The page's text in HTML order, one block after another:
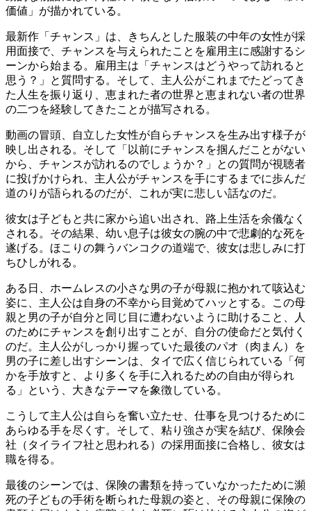
価値」が描かれている。
最新作「チャンス」は、きちんとした服装の中年の女性が採
用面接で、チャンスを与えられたことを雇用主に感謝するシ
ーンから始まる。雇用主は「チャンスはどうやって訪れると
思う？」と質問する。そして、主人公がこれまでたどってき
た人生を振り返り、恵まれた者の世界と恵まれない者の世界
の二つを経験してきたことが描写される。
動画の冒頭、自立した女性が自らチャンスを生み出す様子が
映し出される。そして「以前にチャンスを掴んだことがない
から、チャンスが訪れるのでしょうか？」との質問が視聴者
に投げかけられ、主人公がチャンスを手にするまでに歩んだ
道のりが語られるのだが、これが実に悲しい話なのだ。
彼女は子どもと共に家から追い出され、路上生活を余儀なく
される。その結果、幼い息子は彼女の腕の中で悲劇的な死を
遂げる。ほこりの舞うバンコクの道端で、彼女は悲しみに打
ちひしがれる。
ある日、ホームレスの小さな男の子が母親に抱かれて咳込む
姿に、主人公は自身の不幸から目覚めてハッとする。この母
親と男の子が自分と同じ目に遭わないように助けること、人
のためにチャンスを創り出すことが、自分の使命だと気付く
のだ。主人公がしっかり握っていた最後のパオ（肉まん）を
男の子に差し出すシーンは、タイで広く信じられている「何
かを手放すと、より多くを手に入れるための自由が得られ
る」という、大きなテーマを象徴している。
こうして主人公は自らを奮い立たせ、仕事を見つけるために
あらゆる手を尽くす。そして、粘り強さが実を結び、保険会
社（タイライフ社と思われる）の採用面接に合格し、彼女は
職を得る。
最後のシーンでは、保険の書類を持っていなかったために瀕
死の子どもの手術を断られた母親の姿と、その母親に保険の